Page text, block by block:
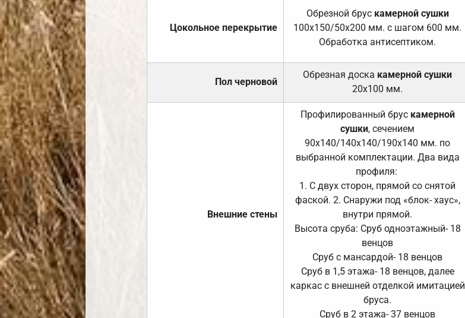
Цокольное перекрытие
Обрезной брус камерной сушки
100х150/50х200 мм. с шагом 600 мм.
Обработка антисептиком.
Пол черновой
Обрезная доска камерной сушки
20х100 мм.
Внешние стены
Профилированный брус камерной
сушки, сечением
90х140/140х140/190х140 мм. по
выбранной комплектации. Два вида
профиля:
1. С двух сторон, прямой со снятой
фаской. 2. Снаружи под «блок- хаус»,
внутри прямой.
Высота сруба: Сруб одноэтажный- 18
венцов
Сруб с мансардой- 18 венцов
Сруб в 1,5 этажа- 18 венцов, далее
каркас с внешней отделкой имитацией
бруса.
Сруб в 2 этажа- 37 венцов